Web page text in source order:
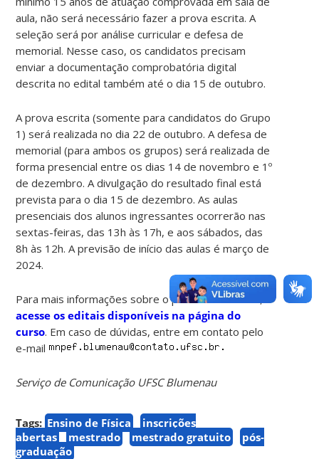
aula, não será necessário fazer a prova escrita. A
seleção será por análise curricular e defesa de
memorial. Nesse caso, os candidatos precisam
enviar a documentação comprobatória digital
descrita no edital também até o dia 15 de outubro.
A prova escrita (somente para candidatos do Grupo
1) será realizada no dia 22 de outubro. A defesa de
memorial (para ambos os grupos) será realizada de
forma presencial entre os dias 14 de novembro e 1º
de dezembro. A divulgação do resultado final está
prevista para o dia 15 de dezembro. As aulas
presenciais dos alunos ingressantes ocorrerão nas
sextas-feiras, das 13h às 17h, e aos sábados, das
8h às 12h. A previsão de início das aulas é março de
2024.
Para mais informações sobre o processo seletivo,
acesse os editais disponíveis na página do
curso. Em caso de dúvidas, entre em contato pelo
e-mail
Serviço de Comunicação UFSC Blumenau
Tags: Ensino de Física
inscrições
abertas
mestrado mestrado gratuito
pós-
graduação